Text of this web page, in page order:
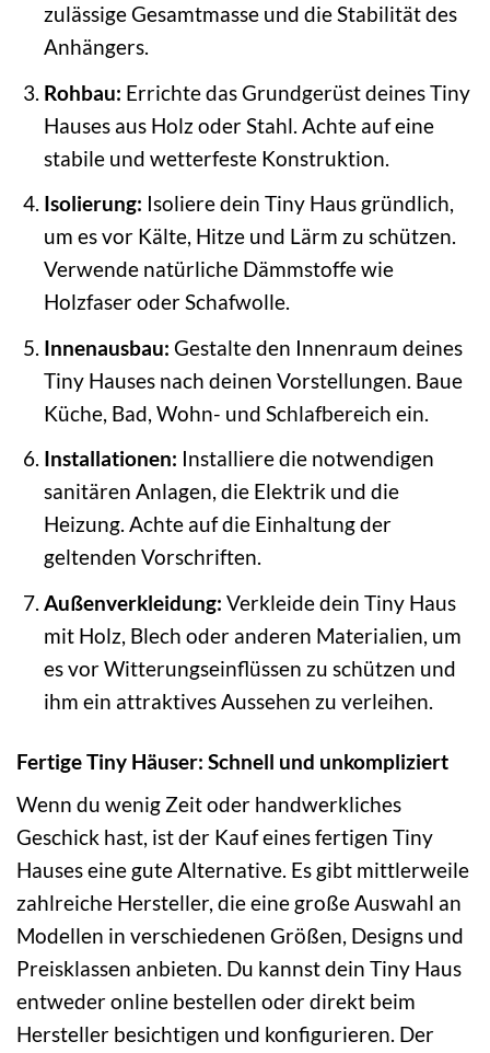
zulässige Gesamtmasse und die Stabilität des
Anhängers.
Rohbau: Errichte das Grundgerüst deines Tiny
Hauses aus Holz oder Stahl. Achte auf eine
stabile und wetterfeste Konstruktion.
Isolierung: Isoliere dein Tiny Haus gründlich,
um es vor Kälte, Hitze und Lärm zu schützen.
Verwende natürliche Dämmstoffe wie
Holzfaser oder Schafwolle.
Innenausbau: Gestalte den Innenraum deines
Tiny Hauses nach deinen Vorstellungen. Baue
Küche, Bad, Wohn- und Schlafbereich ein.
Installationen: Installiere die notwendigen
sanitären Anlagen, die Elektrik und die
Heizung. Achte auf die Einhaltung der
geltenden Vorschriften.
Außenverkleidung: Verkleide dein Tiny Haus
mit Holz, Blech oder anderen Materialien, um
es vor Witterungseinflüssen zu schützen und
ihm ein attraktives Aussehen zu verleihen.
Fertige Tiny Häuser: Schnell und unkompliziert
Wenn du wenig Zeit oder handwerkliches
Geschick hast, ist der Kauf eines fertigen Tiny
Hauses eine gute Alternative. Es gibt mittlerweile
zahlreiche Hersteller, die eine große Auswahl an
Modellen in verschiedenen Größen, Designs und
Preisklassen anbieten. Du kannst dein Tiny Haus
entweder online bestellen oder direkt beim
Hersteller besichtigen und konfigurieren. Der